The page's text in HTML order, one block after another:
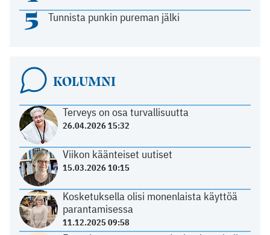
5 Tunnista punkin pureman jälki
KOLUMNI
Terveys on osa turvallisuutta
26.04.2026 15:32
Viikon käänteiset uutiset
15.03.2026 10:15
Kosketuksella olisi monenlaista käyttöä
parantamisessa
11.12.2025 09:58